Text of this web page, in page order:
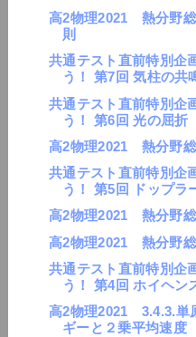
高2物理2021 熱分野
則
共通テスト直前特別企
う！ 第7回 気柱の共
共通テスト直前特別企
う！ 第6回 光の屈折
高2物理2021 熱分野
共通テスト直前特別企
う！ 第5回 ドップラ
高2物理2021 熱分野
高2物理2021 熱分野
共通テスト直前特別企
う！ 第4回 ホイヘン
高2物理2021 3.4.3.単
ギーと２乗平均速度